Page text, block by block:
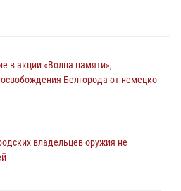
в акции «Волна памяти»,
Белгорода от немецко
владельцев оружия не